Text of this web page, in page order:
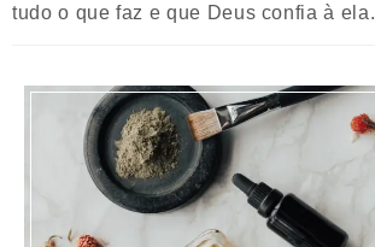
tudo o que faz e que Deus confia à ela.